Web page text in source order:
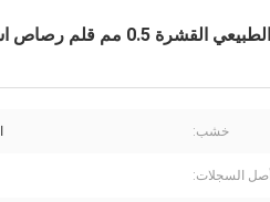
خشب:
أصل السجلات: